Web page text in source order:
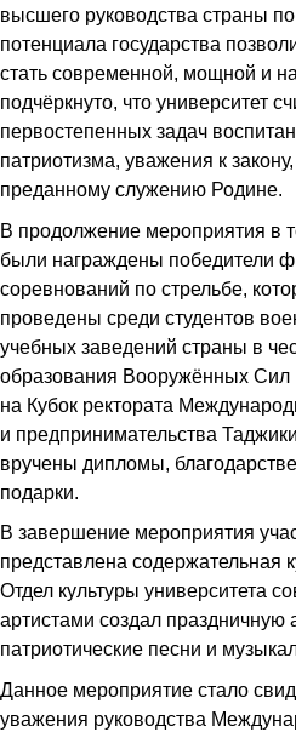
высшего руководства страны
потенциала государства
стать современной, мощной и
подчёркнуто, что университет
первостепенных задач
патриотизма, уважения к
преданному служению Родине.
В продолжение мероприятия в
были награждены победители
соревнований по стрельбе,
проведены среди студентов
учебных заведений страны в
образования Вооружённых Сил
на Кубок ректората
и предпринимательства
вручены дипломы,
подарки.
В завершение мероприятия
представлена содержательная
Отдел культуры университета
артистами создал праздничную
патриотические песни и
Данное мероприятие стало
уважения руководства